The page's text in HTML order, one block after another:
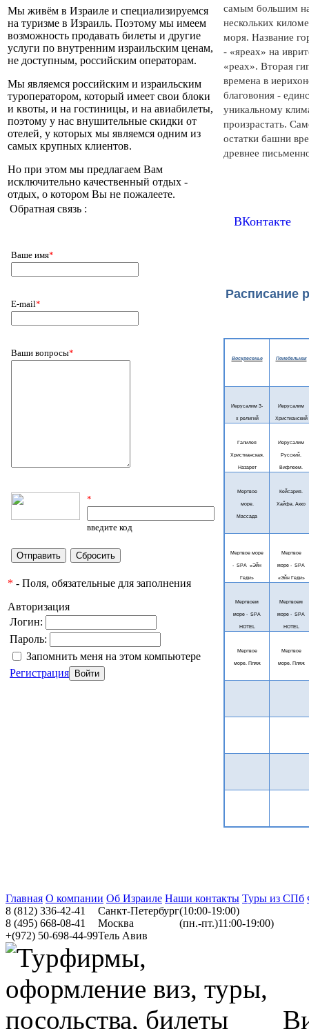
Мы живём в Израиле и специализируемся
на туризме в Израиль. Поэтому мы имеем
возможность продавать билеты и другие
услуги по внутренним израильским ценам,
не доступным, российским операторам.
Мы являемся российским и израильским
туроператором, который имеет свои блоки
и квоты, и на гостиницы, и на авиабилеты,
поэтому у нас внушительные скидки от
отелей, у которых мы являемся одним из
самых крупных клиентов.
Но при этом мы предлагаем Вам
исключительно качественный отдых -
отдых, о котором Вы не пожалеете.
Обратная связь :
Ваше имя*
E-mail*
Ваши вопросы*
*
введите код
* - Поля, обязательные для заполнения
Авторизация
Логин:
Пароль:
Запомнить меня на этом компьютере
Регистрация
самым большим
нескольких
моря. Название
- «яреах» на
«реах». Вторая
времена в
благовония -
уникальному
произрастать.
остатки башни
древнее
ВКонтакте
Расписание
Воскресенье Понедельник
Иерусалим 3-
х религий
Иерусалим
Христианский
Галилея
Христианская.
Назарет
Иерусалим
Русский.
Вифлеем.
Мертвое
море.
Массада
Кейсария.
Хайфа. Акко
Мертвое море
- SPA «Эйн
Геди»
Мертвое
море - SPA
«Эйн Геди»
Мертвоем
море - SPA
HOTEL
Мертвоем
море - SPA
HOTEL
Мертвое
море. Пляж
Мертвое
море. Пляж
Главная О компании Об Израиле Наши контакты Туры из СПб
8 (812) 336-42-41 Санкт-Петербург(10:00-19:00)
8 (495) 668-08-41 Москва
(пн.-пт.)11:00-19:00)
+(972) 50-698-44-99Тель Авив